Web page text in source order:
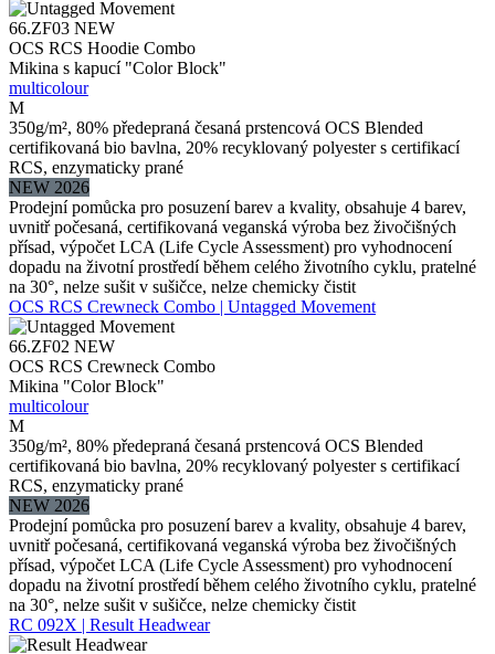
66.ZF03 NEW
OCS RCS Hoodie Combo
Mikina s kapucí "Color Block"
multicolour
M
350g/m², 80% předepraná česaná prstencová OCS Blended
certifikovaná bio bavlna, 20% recyklovaný polyester s certifikací
RCS, enzymaticky prané
NEW 2026
Prodejní pomůcka pro posuzení barev a kvality, obsahuje 4 barev,
uvnitř počesaná, certifikovaná veganská výroba bez živočišných
přísad, výpočet LCA (Life Cycle Assessment) pro vyhodnocení
dopadu na životní prostředí během celého životního cyklu, pratelné
na 30°, nelze sušit v sušičce, nelze chemicky čistit
OCS RCS Crewneck Combo | Untagged Movement
66.ZF02 NEW
OCS RCS Crewneck Combo
Mikina "Color Block"
multicolour
M
350g/m², 80% předepraná česaná prstencová OCS Blended
certifikovaná bio bavlna, 20% recyklovaný polyester s certifikací
RCS, enzymaticky prané
NEW 2026
Prodejní pomůcka pro posuzení barev a kvality, obsahuje 4 barev,
uvnitř počesaná, certifikovaná veganská výroba bez živočišných
přísad, výpočet LCA (Life Cycle Assessment) pro vyhodnocení
dopadu na životní prostředí během celého životního cyklu, pratelné
na 30°, nelze sušit v sušičce, nelze chemicky čistit
RC 092X | Result Headwear